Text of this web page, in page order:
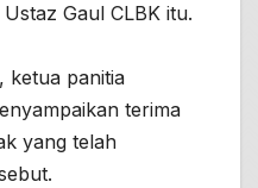
Gaul CLBK itu.
ketua panitia
terima
yang telah